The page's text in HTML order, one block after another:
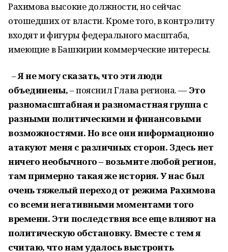
Рахимова высокие должности, но сейчас
отошедших от власти. Кроме того, в контрэлиту
входят и фигуры федерального масштаба,
имеющие в Башкирии коммерческие интересы.
–Я не могу сказать, что эти люди
объединены,– пояснил Глава региона. — Это
разномасштабная и разномастная группа с
разными политическими и финансовыми
возможностями. Но все они информационно
атакуют меня с различных сторон. Здесь нет
ничего необычного – возьмите любой регион,
там примерно такая же история. У нас был
очень тяжелый переход от режима Рахимова
со всеми негативными моментами того
времени. Эти последствия все еще влияют на
политическую обстановку. Вместе с тем я
считаю, что нам удалось выстроить